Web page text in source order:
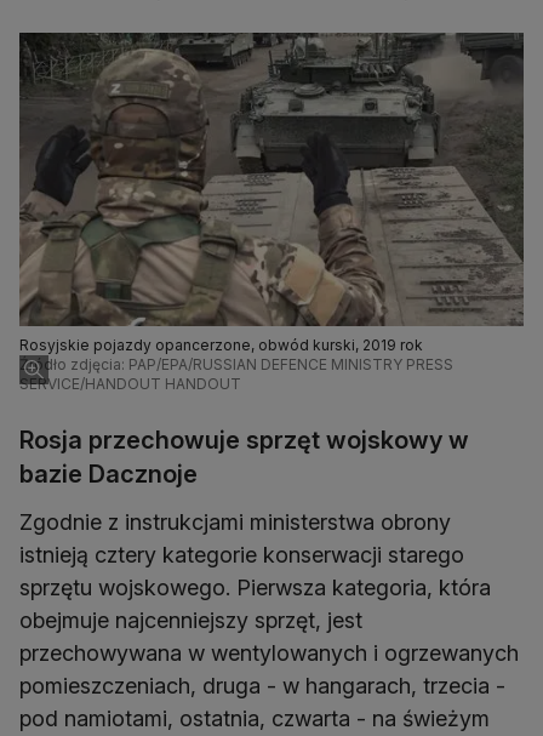
Rosyjskie pojazdy opancerzone, obwód kurski, 2019 rok
Źródło zdjęcia: PAP/EPA/RUSSIAN DEFENCE MINISTRY PRESS
SERVICE/HANDOUT HANDOUT
Rosja przechowuje sprzęt wojskowy w
bazie Dacznoje
Zgodnie z instrukcjami ministerstwa obrony
istnieją cztery kategorie konserwacji starego
sprzętu wojskowego. Pierwsza kategoria, która
obejmuje najcenniejszy sprzęt, jest
przechowywana w wentylowanych i ogrzewanych
pomieszczeniach, druga - w hangarach, trzecia -
pod namiotami, ostatnia, czwarta - na świeżym